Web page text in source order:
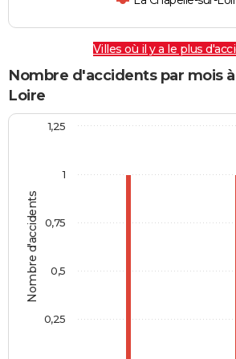
Villes où il y a le plus
Nombre d'accidents par mois
Loire
Nombre d'accidents
1
0,25
0,5
0,75
1,25